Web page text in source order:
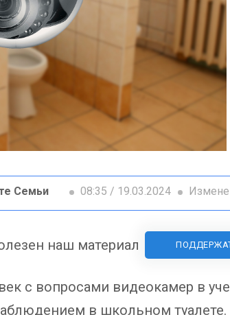
Семьи 08:35 / 19.03.2024
наш материал
с вопросами видеокамер в
в школьном